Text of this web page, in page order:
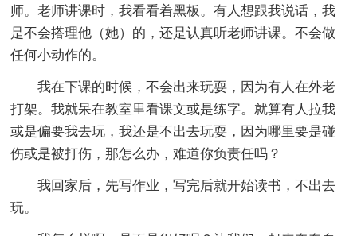
师。老师讲课时，我看看着黑板。有人想跟我说话，我
是不会搭理他（她）的，还是认真听老师讲课。不会做
任何小动作的。
我在下课的时候，不会出来玩耍，因为有人在外老
打架。我就呆在教室里看课文或是练字。就算有人拉我
或是偏要我去玩，我还是不出去玩耍，因为哪里要是碰
伤或是被打伤，那怎么办，难道你负责任吗？
我回家后，先写作业，写完后就开始读书，不出去
玩。